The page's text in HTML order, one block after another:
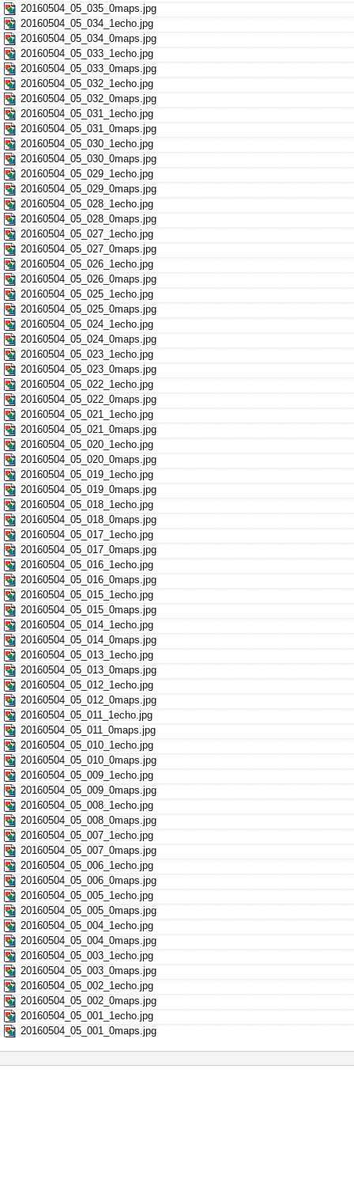
20160504_05_035_0maps.jpg
20160504_05_034_1echo.jpg
20160504_05_034_0maps.jpg
20160504_05_033_1echo.jpg
20160504_05_033_0maps.jpg
20160504_05_032_1echo.jpg
20160504_05_032_0maps.jpg
20160504_05_031_1echo.jpg
20160504_05_031_0maps.jpg
20160504_05_030_1echo.jpg
20160504_05_030_0maps.jpg
20160504_05_029_1echo.jpg
20160504_05_029_0maps.jpg
20160504_05_028_1echo.jpg
20160504_05_028_0maps.jpg
20160504_05_027_1echo.jpg
20160504_05_027_0maps.jpg
20160504_05_026_1echo.jpg
20160504_05_026_0maps.jpg
20160504_05_025_1echo.jpg
20160504_05_025_0maps.jpg
20160504_05_024_1echo.jpg
20160504_05_024_0maps.jpg
20160504_05_023_1echo.jpg
20160504_05_023_0maps.jpg
20160504_05_022_1echo.jpg
20160504_05_022_0maps.jpg
20160504_05_021_1echo.jpg
20160504_05_021_0maps.jpg
20160504_05_020_1echo.jpg
20160504_05_020_0maps.jpg
20160504_05_019_1echo.jpg
20160504_05_019_0maps.jpg
20160504_05_018_1echo.jpg
20160504_05_018_0maps.jpg
20160504_05_017_1echo.jpg
20160504_05_017_0maps.jpg
20160504_05_016_1echo.jpg
20160504_05_016_0maps.jpg
20160504_05_015_1echo.jpg
20160504_05_015_0maps.jpg
20160504_05_014_1echo.jpg
20160504_05_014_0maps.jpg
20160504_05_013_1echo.jpg
20160504_05_013_0maps.jpg
20160504_05_012_1echo.jpg
20160504_05_012_0maps.jpg
20160504_05_011_1echo.jpg
20160504_05_011_0maps.jpg
20160504_05_010_1echo.jpg
20160504_05_010_0maps.jpg
20160504_05_009_1echo.jpg
20160504_05_009_0maps.jpg
20160504_05_008_1echo.jpg
20160504_05_008_0maps.jpg
20160504_05_007_1echo.jpg
20160504_05_007_0maps.jpg
20160504_05_006_1echo.jpg
20160504_05_006_0maps.jpg
20160504_05_005_1echo.jpg
20160504_05_005_0maps.jpg
20160504_05_004_1echo.jpg
20160504_05_004_0maps.jpg
20160504_05_003_1echo.jpg
20160504_05_003_0maps.jpg
20160504_05_002_1echo.jpg
20160504_05_002_0maps.jpg
20160504_05_001_1echo.jpg
20160504_05_001_0maps.jpg